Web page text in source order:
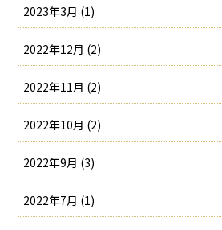
2023年3月 (1)
2022年12月 (2)
2022年11月 (2)
2022年10月 (2)
2022年9月 (3)
2022年7月 (1)